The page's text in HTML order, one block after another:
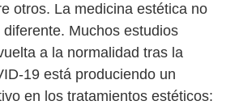
otros. La medicina estética no
Muchos estudios
a la normalidad tras la
19 está produciendo un
en los tratamientos estéticos: